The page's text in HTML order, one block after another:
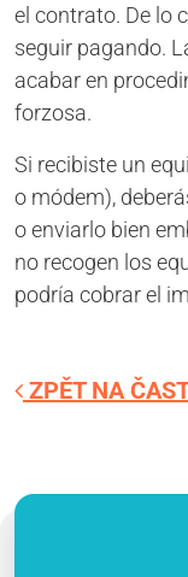
el contrato. De lo
seguir pagando.
acabar en
forzosa.
Si recibiste un
o módem),
o enviarlo bien
no recogen los
podría cobrar el
ZPĚT NA